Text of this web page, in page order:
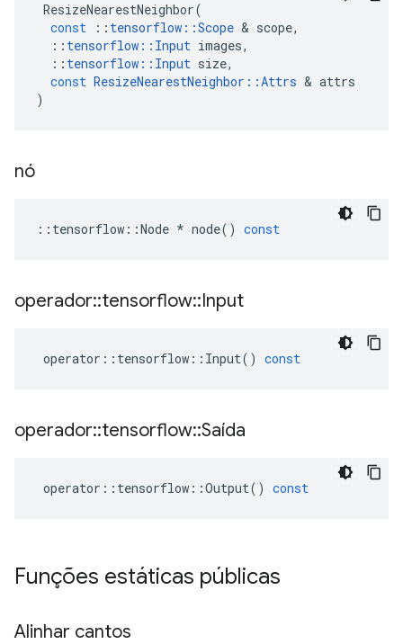
ResizeNearestNeighbor(
const
:: tensorflow ::Scope & scope,
:: tensorflow :: Input images,
:: tensorflow :: Input size,
const ResizeNearestNeighbor ::Attrs & attrs
)
nó
:: tensorflow ::Node * node() const
operador::tensorflow::Input
operator :: tensorflow :: Input() const
operador::tensorflow::Saída
operator :: tensorflow ::Output() const
Funções estáticas públicas
Alinhar cantos